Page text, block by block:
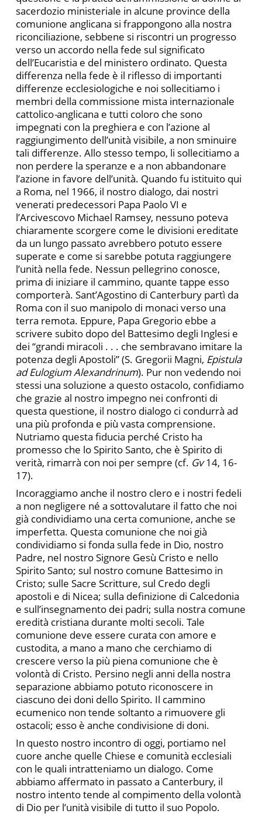
sacerdozio ministeriale in alcune province della
comunione anglicana si frappongono alla nostra
riconciliazione, sebbene si riscontri un progresso
verso un accordo nella fede sul significato
dell’Eucaristia e del ministero ordinato. Questa
differenza nella fede è il riflesso di importanti
differenze ecclesiologiche e noi sollecitiamo i
membri della commissione mista internazionale
cattolico-anglicana e tutti coloro che sono
impegnati con la preghiera e con l’azione al
raggiungimento dell’unità visibile, a non sminuire
tali differenze. Allo stesso tempo, li sollecitiamo a
non perdere la speranze e a non abbandonare
l’azione in favore dell’unità. Quando fu istituito qui
a Roma, nel 1966, il nostro dialogo, dai nostri
venerati predecessori Papa Paolo VI e
l’Arcivescovo Michael Ramsey, nessuno poteva
chiaramente scorgere come le divisioni ereditate
da un lungo passato avrebbero potuto essere
superate e come si sarebbe potuta raggiungere
l’unità nella fede. Nessun pellegrino conosce,
prima di iniziare il cammino, quante tappe esso
comporterà. Sant’Agostino di Canterbury partì da
Roma con il suo manipolo di monaci verso una
terra remota. Eppure, Papa Gregorio ebbe a
scrivere subito dopo del Battesimo degli Inglesi e
dei “grandi miracoli . . . che sembravano imitare la
potenza degli Apostoli” (S. Gregorii Magni, Epistula
ad Eulogium Alexandrinum). Pur non vedendo noi
stessi una soluzione a questo ostacolo, confidiamo
che grazie al nostro impegno nei confronti di
questa questione, il nostro dialogo ci condurrà ad
una più profonda e più vasta comprensione.
Nutriamo questa fiducia perché Cristo ha
promesso che lo Spirito Santo, che è Spirito di
verità, rimarrà con noi per sempre (cf. Gv14, 16-
17).
Incoraggiamo anche il nostro clero e i nostri fedeli
a non negligere né a sottovalutare il fatto che noi
già condividiamo una certa comunione, anche se
imperfetta. Questa comunione che noi già
condividiamo si fonda sulla fede in Dio, nostro
Padre, nel nostro Signore Gesù Cristo e nello
Spirito Santo; sul nostro comune Battesimo in
Cristo; sulle Sacre Scritture, sul Credo degli
apostoli e di Nicea; sulla definizione di Calcedonia
e sull’insegnamento dei padri; sulla nostra comune
eredità cristiana durante molti secoli. Tale
comunione deve essere curata con amore e
custodita, a mano a mano che cerchiamo di
crescere verso la più piena comunione che è
volontà di Cristo. Persino negli anni della nostra
separazione abbiamo potuto riconoscere in
ciascuno dei doni dello Spirito. Il cammino
ecumenico non tende soltanto a rimuovere gli
ostacoli; esso è anche condivisione di doni.
In questo nostro incontro di oggi, portiamo nel
cuore anche quelle Chiese e comunità ecclesiali
con le quali intratteniamo un dialogo. Come
abbiamo affermato in passato a Canterbury, il
nostro intento tende al compimento della volontà
di Dio per l’unità visibile di tutto il suo Popolo.